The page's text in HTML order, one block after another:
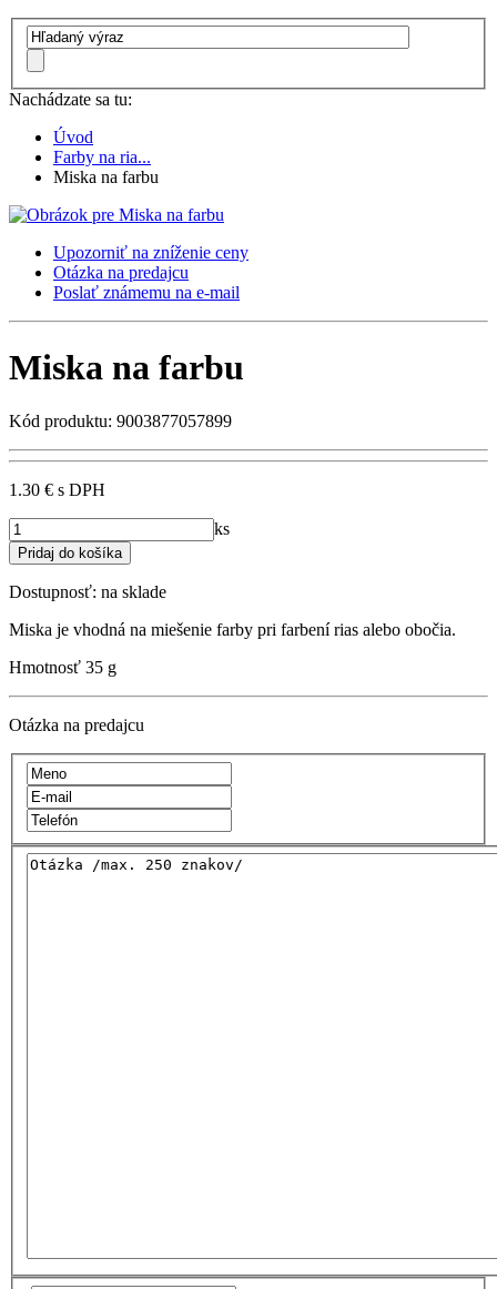
Nachádzate sa tu:
Úvod
Farby na ria...
Miska na farbu
Upozorniť na zníženie ceny
Otázka na predajcu
Poslať známemu na e-mail
Miska na farbu
Kód produktu: 9003877057899
1.30 € s DPH
ks
Dostupnosť: na sklade
Miska je vhodná na miešenie farby pri farbení rias alebo obočia.
Hmotnosť 35 g
Otázka na predajcu